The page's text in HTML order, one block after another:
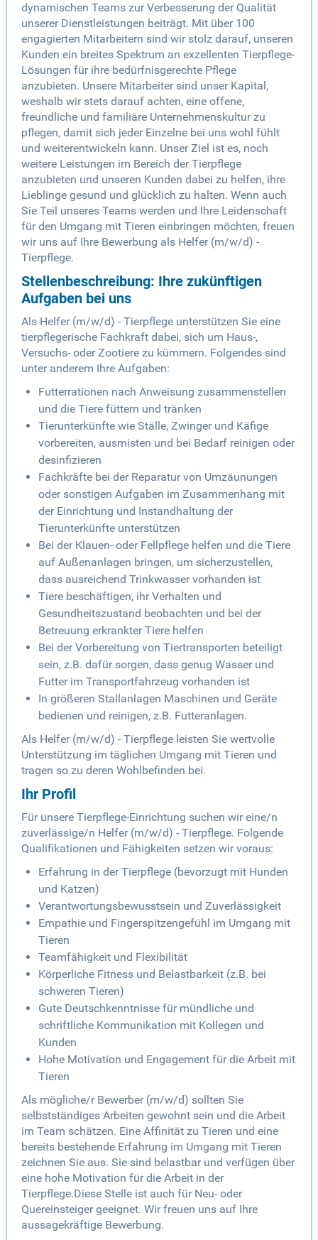
dynamischen Teams zur Verbesserung der Qualität
unserer Dienstleistungen beiträgt. Mit über 100
engagierten Mitarbeitern sind wir stolz darauf, unseren
Kunden ein breites Spektrum an exzellenten Tierpflege-
Lösungen für ihre bedürfnisgerechte Pflege
anzubieten. Unsere Mitarbeiter sind unser Kapital,
weshalb wir stets darauf achten, eine offene,
freundliche und familiäre Unternehmenskultur zu
pflegen, damit sich jeder Einzelne bei uns wohl fühlt
und weiterentwickeln kann. Unser Ziel ist es, noch
weitere Leistungen im Bereich der Tierpflege
anzubieten und unseren Kunden dabei zu helfen, ihre
Lieblinge gesund und glücklich zu halten. Wenn auch
Sie Teil unseres Teams werden und Ihre Leidenschaft
für den Umgang mit Tieren einbringen möchten, freuen
wir uns auf Ihre Bewerbung als Helfer (m/w/d) -
Tierpflege.
Stellenbeschreibung: Ihre zukünftigen
Aufgaben bei uns
Als Helfer (m/w/d) - Tierpflege unterstützen Sie eine
tierpflegerische Fachkraft dabei, sich um Haus-,
Versuchs- oder Zootiere zu kümmern. Folgendes sind
unter anderem Ihre Aufgaben:
Futterrationen nach Anweisung zusammenstellen
und die Tiere füttern und tränken
Tierunterkünfte wie Ställe, Zwinger und Käfige
vorbereiten, ausmisten und bei Bedarf reinigen oder
desinfizieren
Fachkräfte bei der Reparatur von Umzäunungen
oder sonstigen Aufgaben im Zusammenhang mit
der Einrichtung und Instandhaltung der
Tierunterkünfte unterstützen
Bei der Klauen- oder Fellpflege helfen und die Tiere
auf Außenanlagen bringen, um sicherzustellen,
dass ausreichend Trinkwasser vorhanden ist
Tiere beschäftigen, ihr Verhalten und
Gesundheitszustand beobachten und bei der
Betreuung erkrankter Tiere helfen
Bei der Vorbereitung von Tiertransporten beteiligt
sein, z.B. dafür sorgen, dass genug Wasser und
Futter im Transportfahrzeug vorhanden ist
In größeren Stallanlagen Maschinen und Geräte
bedienen und reinigen, z.B. Futteranlagen.
Als Helfer (m/w/d) - Tierpflege leisten Sie wertvolle
Unterstützung im täglichen Umgang mit Tieren und
tragen so zu deren Wohlbefinden bei.
Ihr Profil
Für unsere Tierpflege-Einrichtung suchen wir eine/n
zuverlässige/n Helfer (m/w/d) - Tierpflege. Folgende
Qualifikationen und Fähigkeiten setzen wir voraus:
Erfahrung in der Tierpflege (bevorzugt mit Hunden
und Katzen)
Verantwortungsbewusstsein und Zuverlässigkeit
Empathie und Fingerspitzengefühl im Umgang mit
Tieren
Teamfähigkeit und Flexibilität
Körperliche Fitness und Belastbarkeit (z.B. bei
schweren Tieren)
Gute Deutschkenntnisse für mündliche und
schriftliche Kommunikation mit Kollegen und
Kunden
Hohe Motivation und Engagement für die Arbeit mit
Tieren
Als mögliche/r Bewerber (m/w/d) sollten Sie
selbstständiges Arbeiten gewohnt sein und die Arbeit
im Team schätzen. Eine Affinität zu Tieren und eine
bereits bestehende Erfahrung im Umgang mit Tieren
zeichnen Sie aus. Sie sind belastbar und verfügen über
eine hohe Motivation für die Arbeit in der
Tierpflege.Diese Stelle ist auch für Neu- oder
Quereinsteiger geeignet. Wir freuen uns auf Ihre
aussagekräftige Bewerbung.